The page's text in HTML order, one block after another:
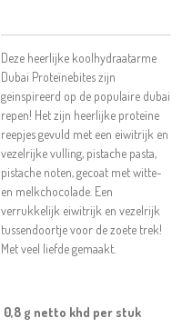
Deze heerlijke koolhydraatarme
Dubai Proteïnebites zijn
geinspireerd op de populaire dubai
repen! Het zijn heerlijke proteïne
reepjes gevuld met een eiwitrijk en
vezelrijke vulling, pistache pasta,
pistache noten, gecoat met witte-
en melkchocolade. Een
verrukkelijk eiwitrijk en vezelrijk
tussendoortje voor de zoete trek!
Met veel liefde gemaakt.
0,8 g netto khd per stuk